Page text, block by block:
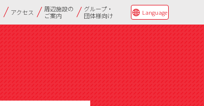
アクセス
周辺施設の
ご案内
グループ・
団体様向け
Language